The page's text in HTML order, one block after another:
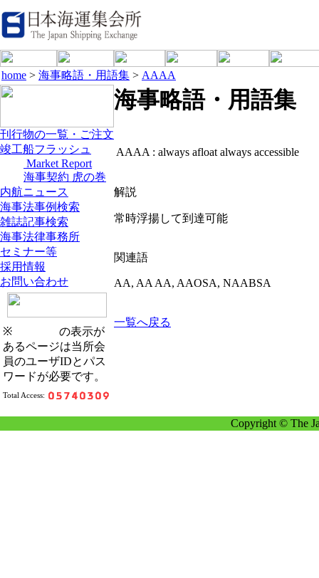
home > 海事略語・用語集 > AAAA
刊行物の一覧・ご注文
竣工船フラッシュ
Market Report
海事契約 虎の巻
内航ニュース
海事法事例検索
雑誌記事検索
海事法律事務所
セミナー等
採用情報
お問い合わせ
※
の表示が
あるページは当所会
員のユーザIDとパス
ワードが必要です。
Total Access:
海事略語・用語集
AAAA : always afloat always accessible
解説
常時浮揚して到達可能
関連語
AA, AA AA, AAOSA, NAABSA
一覧へ戻る
Copyright © The